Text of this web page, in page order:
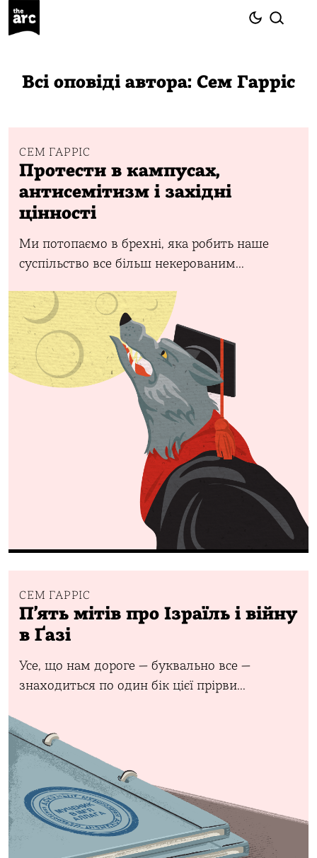
Всі оповіді автора: Сем Гарріс
СЕМ ГАРРІС
Протести в кампусах,
антисемітизм і західні
цінності
Ми потопаємо в брехні, яка робить наше
суспільство все більш некерованим...
СЕМ ГАРРІС
Пʼять мітів про Ізраїль і війну
в Ґазі
Усе, що нам дороге — буквально все —
знаходиться по один бік цієї прірви...